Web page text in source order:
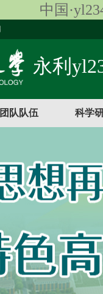
中国
永利
团队队伍 科学